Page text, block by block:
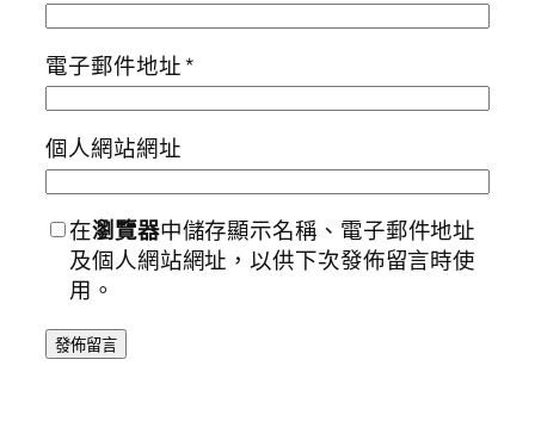
電子郵件地址*
個人網站網址
在瀏覽器中儲存顯示名稱、電子郵件地址
及個人網站網址，以供下次發佈留言時使
用。